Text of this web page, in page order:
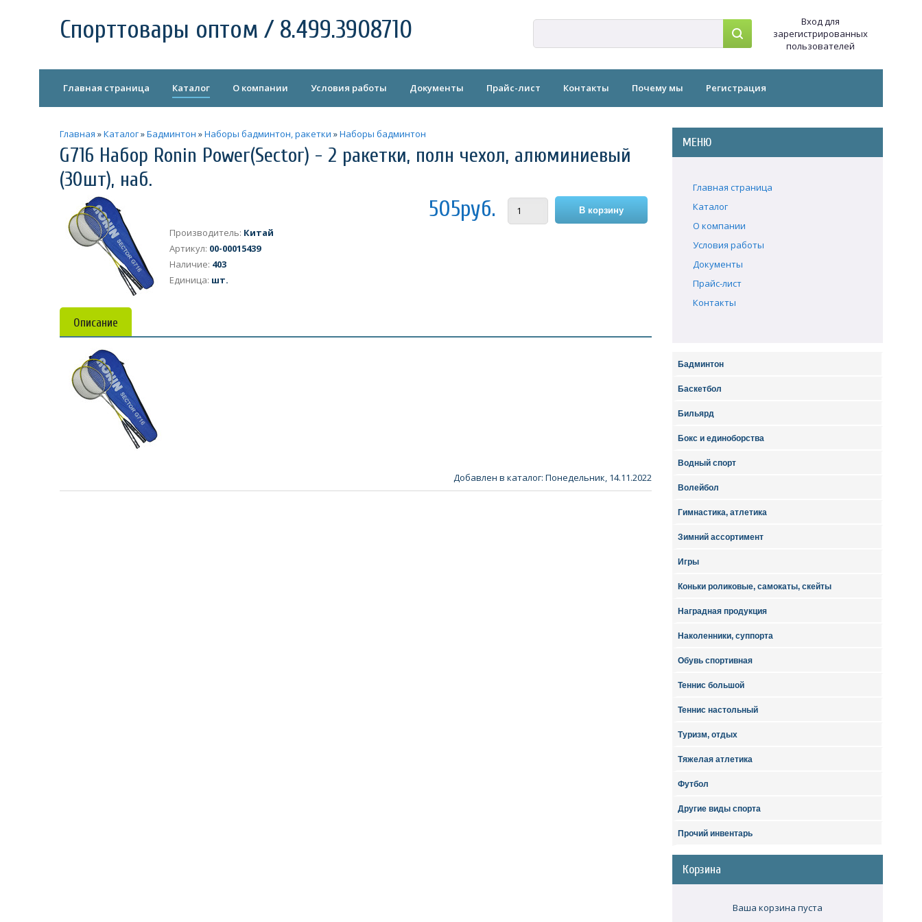
Спорттовары оптом / 8.499.3908710
Вход для
зарегистрированных
пользователей
Главная страница Каталог О компании Условия работы Документы Прайс-лист Контакты Почему мы Регистрация
Главная »Каталог»Бадминтон »Наборы бадминтон, ракетки »Наборы бадминтон
G716 Набор Ronin Power(Sector) - 2 ракетки, полн чехол, алюминиевый
(30шт), наб.
505руб.
Производитель: Китай
Артикул: 00-00015439
Наличие: 403
Единица: шт.
Описание
Добавлен в каталог: Понедельник, 14.11.2022
МЕНЮ
Главная страница
Каталог
О компании
Условия работы
Документы
Прайс-лист
Контакты
Бадминтон
Баскетбол
Бильярд
Бокс и единоборства
Водный спорт
Волейбол
Гимнастика, атлетика
Зимний ассортимент
Игры
Коньки роликовые, самокаты, скейты
Наградная продукция
Наколенники, суппорта
Обувь спортивная
Теннис большой
Теннис настольный
Туризм, отдых
Тяжелая атлетика
Футбол
Другие виды спорта
Прочий инвентарь
Корзина
Ваша корзина пуста